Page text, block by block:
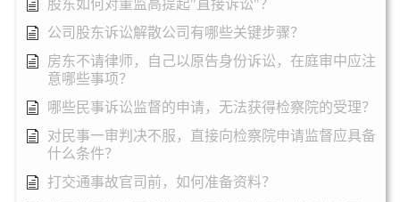
股东如何对董监高提起"直接诉讼"？
公司股东诉讼解散公司有哪些关键步骤？
房东不请律师，自己以原告身份诉讼，在庭审中应注
意哪些事项？
哪些民事诉讼监督的申请，无法获得检察院的受理？
对民事一审判决不服，直接向检察院申请监督应具备
什么条件？
打交通事故官司前，如何准备资料？